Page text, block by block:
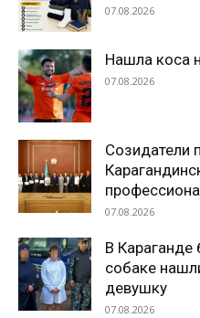
07.08.2026
Нашла коса
07.08.2026
Созидатели
07.08.2026
В Караганде
собаке
девушку
07.08.2026